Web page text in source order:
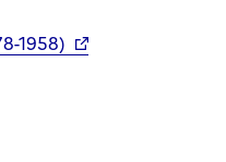
1958)